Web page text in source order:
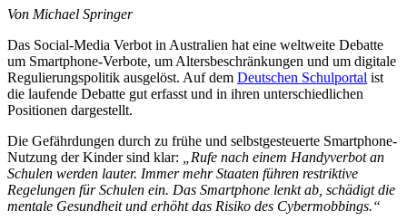
Von Michael Springer
Das Social-Media Verbot in Australien hat eine weltweite Debatte
um Smartphone-Verbote, um Altersbeschränkungen und um digitale
Regulierungspolitik ausgelöst. Auf dem Deutschen Schulportal ist
die laufende Debatte gut erfasst und in ihren unterschiedlichen
Positionen dargestellt.
Die Gefährdungen durch zu frühe und selbstgesteuerte Smartphone-
Nutzung der Kinder sind klar:
„Rufe nach einem Handyverbot an
Schulen werden lauter. Immer mehr Staaten führen restriktive
Regelungen für Schulen ein. Das Smartphone lenkt ab, schädigt die
mentale Gesundheit und erhöht das Risiko des Cybermobbings.“